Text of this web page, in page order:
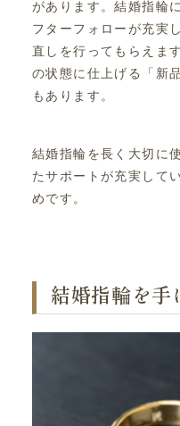
があります。結婚指輪
フターフォローが充実
直しを行ってもらえま
の状態に仕上げる「新
もあります。
結婚指輪を長く大切に
たサポートが充実して
めです。
結婚指輪を手